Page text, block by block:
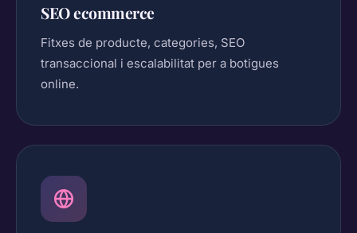
SEO ecommerce
Fitxes de producte, categories, SEO
transaccional i escalabilitat per a botigues
online.